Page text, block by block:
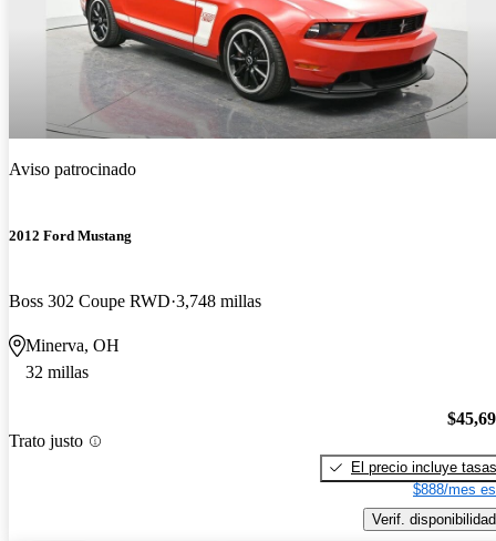
Aviso patrocinado
2012 Ford Mustang
Boss 302 Coupe RWD 3,748 millas
Minerva, OH
32 millas
Trato justo
El precio incluye tasas
$888/mes
Verif. disponibilidad